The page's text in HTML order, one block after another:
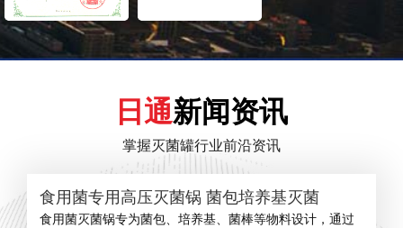
日通新闻资讯
掌握灭菌罐行业前沿资讯
食用菌专用高压灭菌锅 菌包培养基灭菌
食用菌灭菌锅专为菌包、培养基、菌棒等物料设计，通过